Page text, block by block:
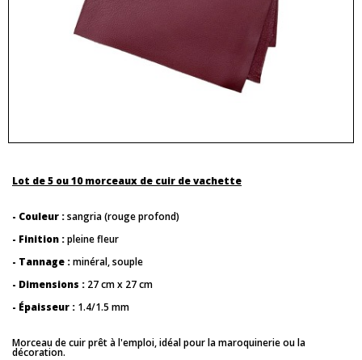
Lot de 5 ou 10 morceaux de cuir de vachette
- Couleur :sangria (rouge profond)
- Finition :pleine fleur
- Tannage :minéral, souple
- Dimensions : 27 cm x 27 cm
- Épaisseur : 1.4/1.5 mm
Morceau de cuir prêt à l'emploi, idéal pour la maroquinerie ou la
décoration.